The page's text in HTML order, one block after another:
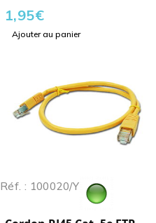
1,95€
Ajouter au panier
Réf. : 100020/Y